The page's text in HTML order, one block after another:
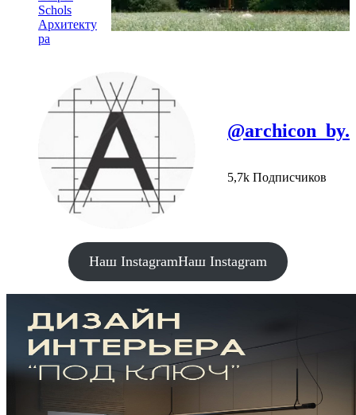
Schols
Архитекту
ра
@archicon_by.
5,7k Подписчиков
Наш InstagramНаш Instagram